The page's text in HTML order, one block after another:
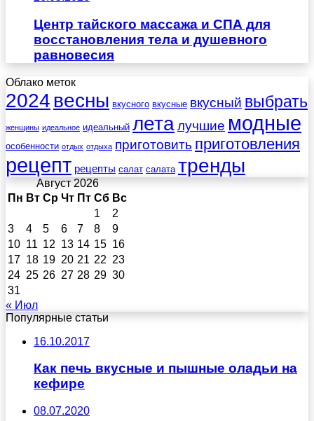
Центр тайского массажа и СПА для
восстановления тела и душевного
равновесия
Облако меток
2024 весны вкусного вкусные вкусный выбрать
женщины идеальное идеальный леталучшие модные
особенности отдых отдыха приготовить приготовления
рецепт рецепты салат салата тренды
Август 2026
Пн Вт Ср Чт Пт Сб Вс
1
2
3
4 5 6 7 8
9
10 11 12 13 14 15 16
17 18 19 20 21 22 23
24 25 26 27 28 29 30
31
« Июл
Популярные статьи
16.10.2017
Как печь вкусные и пышные оладьи на
кефире
08.07.2020